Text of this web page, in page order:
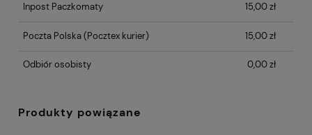
Inpost Paczkomaty 15,00 zł
Poczta Polska(Pocztex kurier) 15,00 zł
Odbiór osobisty 0,00 zł
Produkty powiązane